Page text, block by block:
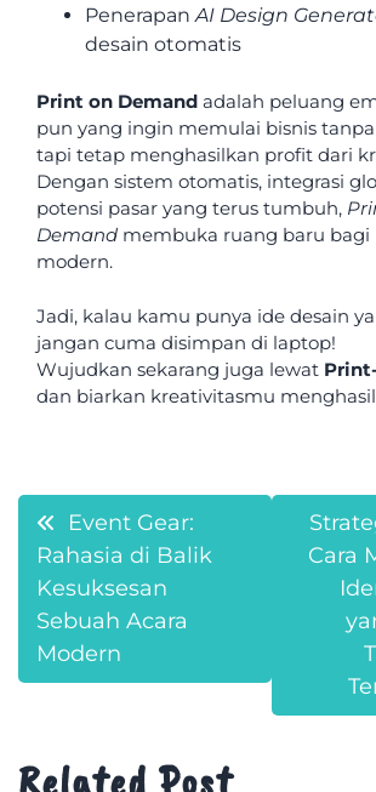
PenerapanAI Design
desain otomatis
Print on Demand adalah peluang
pun yang ingin memulai bisnis
tapi tetap menghasilkan profit dari
Dengan sistem otomatis, integrasi
potensi pasar yang terus tumbuh,
Demand membuka ruang baru
modern.
Jadi, kalau kamu punya ide desain
jangan cuma disimpan di laptop!
Wujudkan sekarang juga lewat
dan biarkan kreativitasmu
Post
navigation
Event Gear:
Rahasia di Balik
Kesuksesan
Sebuah Acara
Modern
Cara